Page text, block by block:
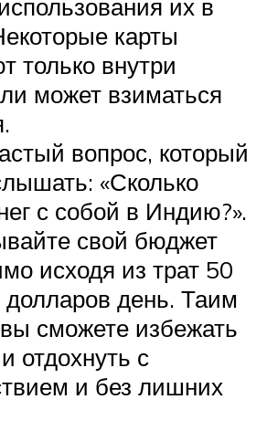
их в
карты
только внутри
может взиматься
вопрос, который
«Сколько
с собой в Индию?».
свой бюджет
исходя из трат 50
день. Таим
сможете избежать
отдохнуть с
и без лишних